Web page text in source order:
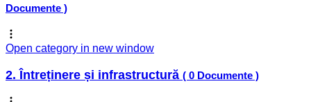
Documente )
Open category in new window
2. Întreținere și infrastructură ( 0 Documente )